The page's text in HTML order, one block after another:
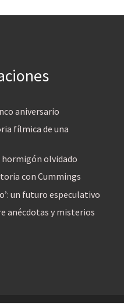
aniversario
fílmica de una
hormigón olvidado
con Cummings
un futuro especulativo
anécdotas y misterios